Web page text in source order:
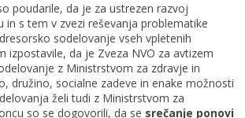
poudarile, da je za ustrezen razvoj
in s tem v zvezi reševanja problematike
sodelovanje vseh vpletenih
izpostavile, da je Zveza NVO za avtizem
z Ministrstvom za zdravje in
družino, socialne zadeve in enake možnosti
želi tudi z Ministrstvom za
so se dogovorili, da se srečanje ponovi